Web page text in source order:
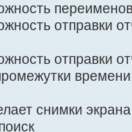
отправки
отправки
снимки